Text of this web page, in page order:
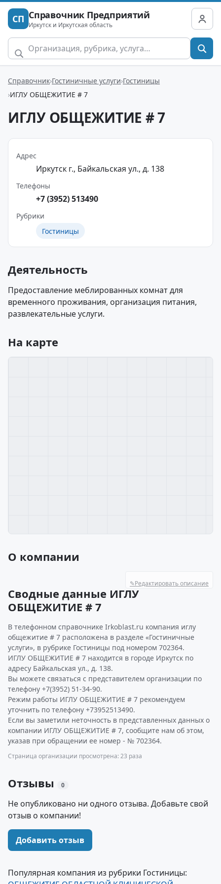
СП Справочник Предприятий
Иркутск и Иркутская область
Справочник Гостиничные услуги Гостиницы
ИГЛУ ОБЩЕЖИТИЕ # 7
ИГЛУ ОБЩЕЖИТИЕ # 7
Адрес
Иркутск г., Байкальская ул., д. 138
Телефоны
+7 (3952) 513490
Рубрики
Гостиницы
Деятельность
Предоставление меблированных комнат для
временного проживания, организация питания,
развлекательные услуги.
На карте
О компании
✎Редактировать описание
Сводные данные ИГЛУ
ОБЩЕЖИТИЕ # 7
В телефонном справочнике Irkoblast.ru компания иглу
общежитие # 7 расположена в разделе «Гостиничные
услуги», в рубрике Гостиницы под номером 702364.
ИГЛУ ОБЩЕЖИТИЕ # 7 находится в городе Иркутск по
адресу Байкальская ул., д. 138.
Вы можете связаться с представителем организации по
телефону +7(3952) 51-34-90.
Режим работы ИГЛУ ОБЩЕЖИТИЕ # 7 рекомендуем
уточнить по телефону +73952513490.
Если вы заметили неточность в представленных данных о
компании ИГЛУ ОБЩЕЖИТИЕ # 7, сообщите нам об этом,
указав при обращении ее номер - № 702364.
Страница организации просмотрена: 23 раза
Отзывы 0
Не опубликовано ни одного отзыва. Добавьте свой
отзыв о компании!
Добавить отзыв
Популярная компания из рубрики Гостиницы: